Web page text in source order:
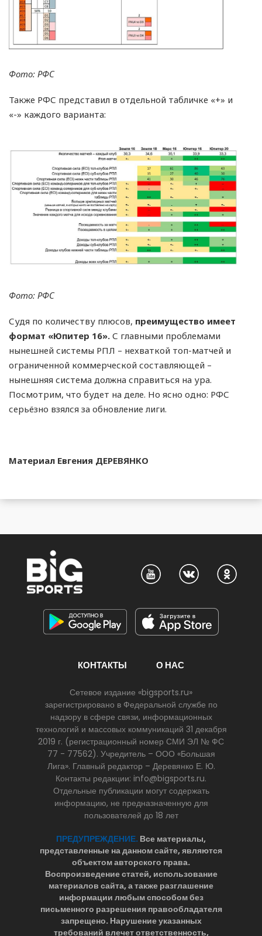
Фото: РФС
Также РФС представил в отдельной табличке «+» и
«-» каждого варианта:
Фото: РФС
Судя по количеству плюсов, преимущество имеет
формат «Юпитер 16». С главными проблемами
нынешней системы РПЛ – нехваткой топ-матчей и
ограниченной коммерческой составляющей –
нынешняя система должна справиться на ура.
Посмотрим, что будет на деле. Но ясно одно: РФС
серьёзно взялся за обновление лиги.
Материал Евгения ДЕРЕВЯНКО
КОНТАКТЫ О НАС
Сетевое издание «bigsports.ru»
зарегистрировано в Федеральной службе по
надзору в сфере связи, информационных
технологий и массовых коммуникаций 31 декабря
2019 г. (регистрационный номер СМИ ЭЛ № ФС
77 - 77562). Учредитель – ООО «Большая
Лига». Главный редактор – Деревянко Е. Ю.
Контакты редакции: info@bigsports.ru.
Отдельные публикации могут содержать
информацию, не предназначенную для
пользователей до 18 лет
ПРЕДУПРЕЖДЕНИЕ. Все материалы,
представленные на данном сайте, являются
объектом авторского права.
Воспроизведение статей, использование
материалов сайта, а также разглашение
информации любым способом без
письменного разрешения правообладателя
запрещено. Нарушение указанных
требований влечет ответственность,